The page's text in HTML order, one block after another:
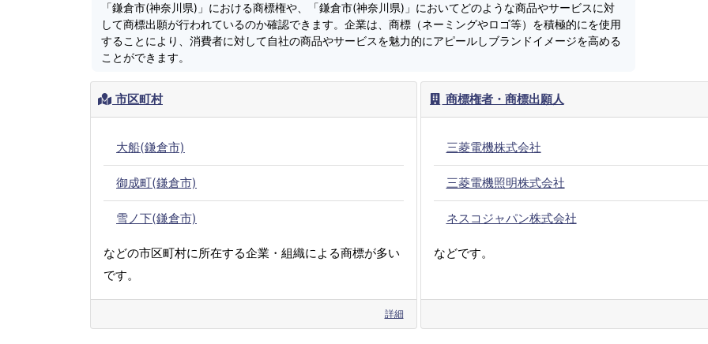
「鎌倉市(神奈川県)」における商標権や、「鎌倉市(神奈川県)」においてどのような商品やサービスに対
して商標出願が行われているのか確認できます。企業は、商標（ネーミングやロゴ等）を積極的にを使用
することにより、消費者に対して自社の商品やサービスを魅力的にアピールしブランドイメージを高める
ことができます。
市区町村
大船(鎌倉市)
御成町(鎌倉市)
雪ノ下(鎌倉市)
などの市区町村に所在する企業・組織による商標が多い
です。
詳細
商標権者・商標出願人
三菱電機株式会社
三菱電機照明株式会社
ネスコジャパン株式会社
などです。